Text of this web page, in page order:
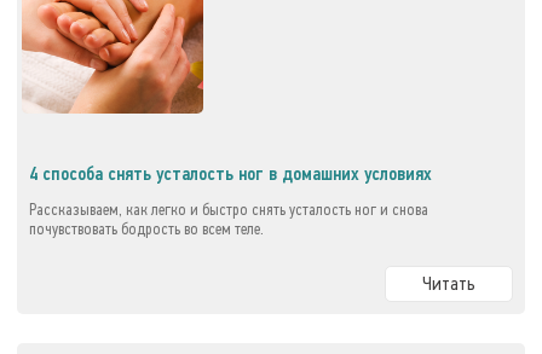
4 способа снять усталость ног в домашних условиях
Рассказываем, как легко и быстро снять усталость ног и снова
почувствовать бодрость во всем теле.
Читать